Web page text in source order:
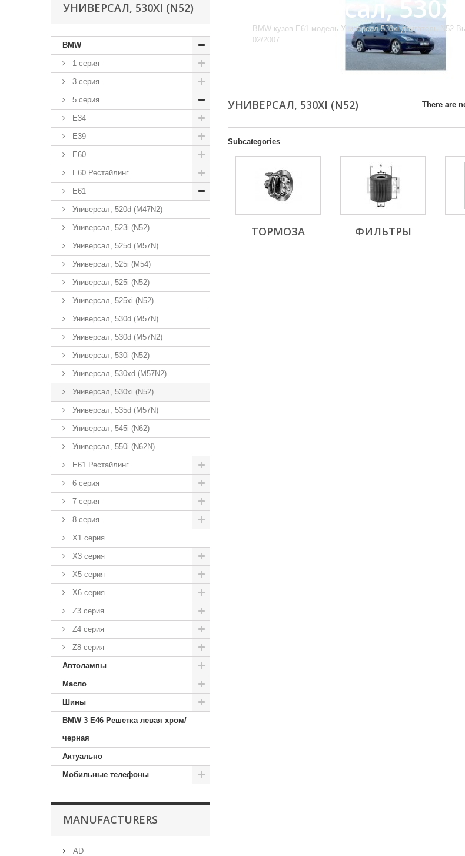
УНИВЕРСАЛ, 530XI (N52)
BMW
1 серия
3 серия
5 серия
E34
E39
E60
E60 Рестайлинг
E61
Универсал, 520d (M47N2)
Универсал, 523i (N52)
Универсал, 525d (M57N)
Универсал, 525i (M54)
Универсал, 525i (N52)
Универсал, 525xi (N52)
Универсал, 530d (M57N)
Универсал, 530d (M57N2)
Универсал, 530i (N52)
Универсал, 530xd (M57N2)
Универсал, 530xi (N52)
Универсал, 535d (M57N)
Универсал, 545i (N62)
Универсал, 550i (N62N)
E61 Рестайлинг
6 серия
7 серия
8 серия
X1 серия
X3 серия
X5 серия
X6 серия
Z3 серия
Z4 серия
Z8 серия
Автолампы
Масло
Шины
BMW 3 E46 Решетка левая хром/
черная
Актуально
Мобильные телефоны
MANUFACTURERS
AD
Универсал, 530xi
BMW кузов E61 модель Универсал 530xi двигатель N52
02/2007
УНИВЕРСАЛ, 530XI (N52) There are
Subcategories
ТОРМОЗА ФИЛЬТРЫ